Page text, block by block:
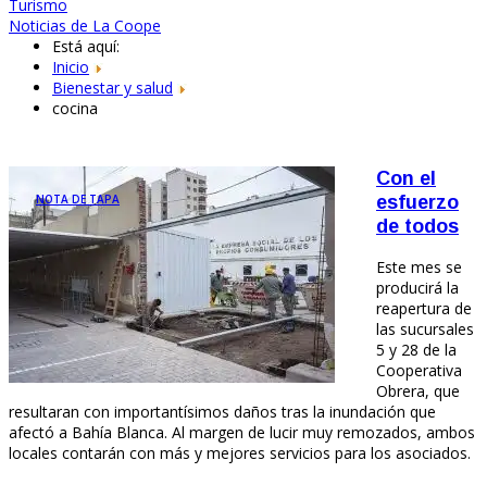
Turismo
Noticias de La Coope
Está aquí:
Inicio
Bienestar y salud
cocina
NOTA DE TAPA
Con el
esfuerzo
de todos
Este mes se
producirá la
reapertura de
las sucursales
5 y 28 de la
Cooperativa
Obrera, que
resultaran con importantísimos daños tras la inundación que
afectó a Bahía Blanca. Al margen de lucir muy remozados, ambos
locales contarán con más y mejores servicios para los asociados.